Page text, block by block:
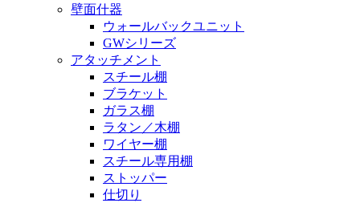
壁面什器
ウォールバックユニット
GWシリーズ
アタッチメント
スチール棚
ブラケット
ガラス棚
ラタン／木棚
ワイヤー棚
スチール専用棚
ストッパー
仕切り